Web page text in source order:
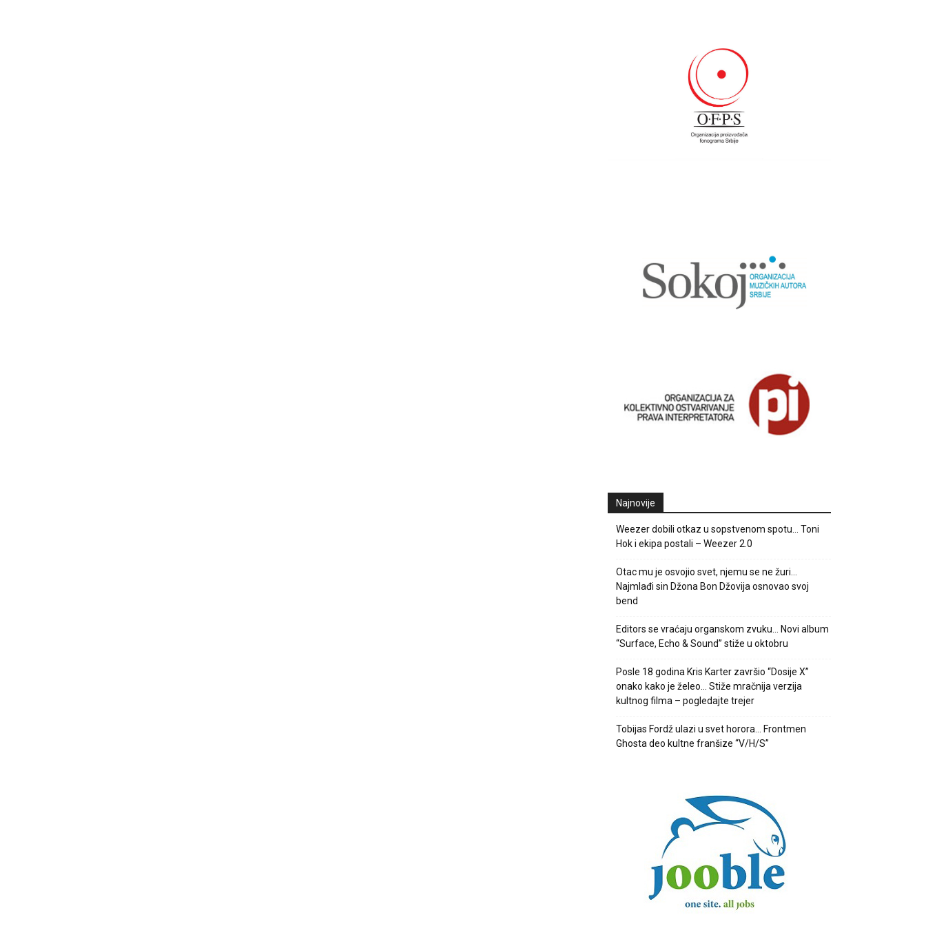
Najnovije
Weezer dobili otkaz u sopstvenom spotu… Toni
Hok i ekipa postali – Weezer 2.0
Otac mu je osvojio svet, njemu se ne žuri…
Najmlađi sin Džona Bon Džovija osnovao svoj
bend
Editors se vraćaju organskom zvuku… Novi album
“Surface, Echo & Sound” stiže u oktobru
Posle 18 godina Kris Karter završio “Dosije X”
onako kako je želeo… Stiže mračnija verzija
kultnog filma – pogledajte trejer
Tobijas Fordž ulazi u svet horora… Frontmen
Ghosta deo kultne franšize “V/H/S”